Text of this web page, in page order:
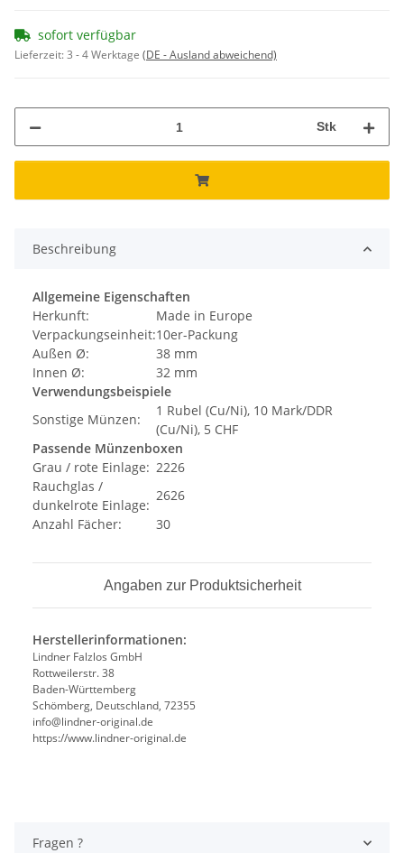
sofort verfügbar
Lieferzeit:3 - 4 Werktage (DE - Ausland abweichend)
Stk
Beschreibung
Allgemeine Eigenschaften
Herkunft:
Made in Europe
Verpackungseinheit:10er-Packung
Außen Ø:
38 mm
Innen Ø:
32 mm
Verwendungsbeispiele
Sonstige Münzen:
1 Rubel (Cu/Ni), 10 Mark/DDR
(Cu/Ni), 5 CHF
Passende Münzenboxen
Grau / rote Einlage: 2226
Rauchglas /
dunkelrote Einlage:
2626
Anzahl Fächer:
30
Angaben zur Produktsicherheit
Herstellerinformationen:
Lindner Falzlos GmbH
Rottweilerstr. 38
Baden-Württemberg
Schömberg, Deutschland, 72355
info@lindner-original.de
https://www.lindner-original.de
Fragen ?